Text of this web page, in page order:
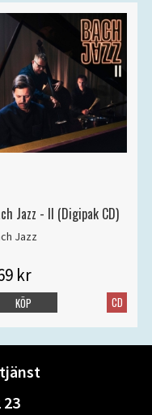
Jazz - II (Digipak CD)
Jazz
kr
CD
KÖP
23